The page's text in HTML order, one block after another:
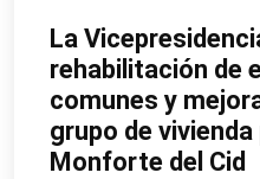
La
rehabilitación de
comunes y
grupo de vivienda
Monforte del Cid